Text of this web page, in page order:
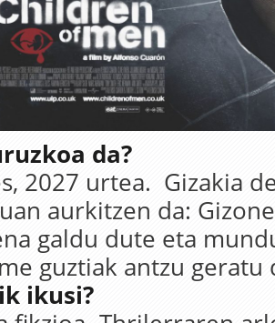
da?
2027 urtea. Gizakia
aurkitzen da:
galdu dute eta
guztiak antzu geratu
ikusi?